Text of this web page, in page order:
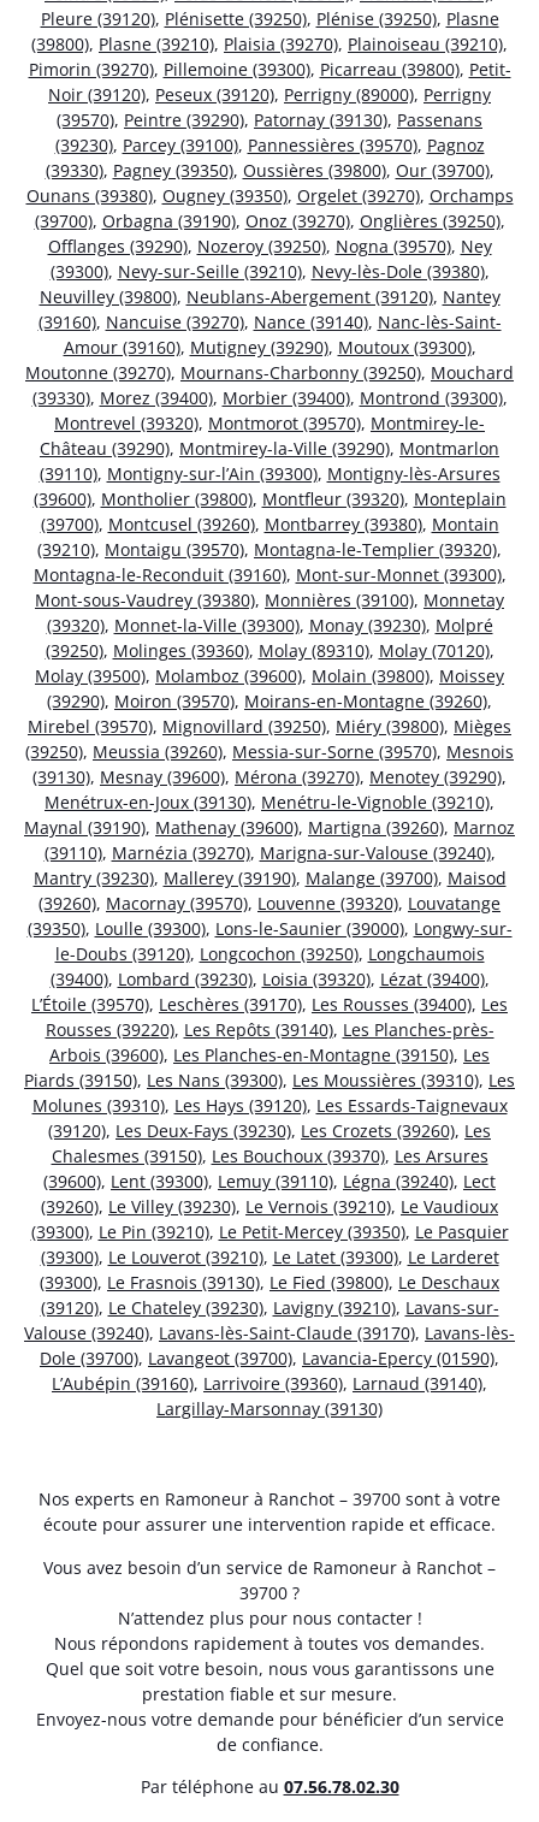
Pleure (39120), Plénisette (39250), Plénise (39250), Plasne
(39800), Plasne (39210), Plaisia (39270), Plainoiseau (39210),
Pimorin (39270), Pillemoine (39300), Picarreau (39800), Petit-
Noir (39120), Peseux (39120), Perrigny (89000), Perrigny
(39570), Peintre (39290), Patornay (39130), Passenans
(39230), Parcey (39100), Pannessières (39570), Pagnoz
(39330), Pagney (39350), Oussières (39800), Our (39700),
Ounans (39380), Ougney (39350), Orgelet (39270), Orchamps
(39700), Orbagna (39190), Onoz (39270), Onglières (39250),
Offlanges (39290), Nozeroy (39250), Nogna (39570), Ney
(39300), Nevy-sur-Seille (39210), Nevy-lès-Dole (39380),
Neuvilley (39800), Neublans-Abergement (39120), Nantey
(39160), Nancuise (39270), Nance (39140), Nanc-lès-Saint-
Amour (39160), Mutigney (39290), Moutoux (39300),
Moutonne (39270), Mournans-Charbonny (39250), Mouchard
(39330), Morez (39400), Morbier (39400), Montrond (39300),
Montrevel (39320), Montmorot (39570), Montmirey-le-
Château (39290), Montmirey-la-Ville (39290), Montmarlon
(39110), Montigny-sur-l’Ain (39300), Montigny-lès-Arsures
(39600), Montholier (39800), Montfleur (39320), Monteplain
(39700), Montcusel (39260), Montbarrey (39380), Montain
(39210), Montaigu (39570), Montagna-le-Templier (39320),
Montagna-le-Reconduit (39160), Mont-sur-Monnet (39300),
Mont-sous-Vaudrey (39380), Monnières (39100), Monnetay
(39320), Monnet-la-Ville (39300), Monay (39230), Molpré
(39250), Molinges (39360), Molay (89310), Molay (70120),
Molay (39500), Molamboz (39600), Molain (39800), Moissey
(39290), Moiron (39570), Moirans-en-Montagne (39260),
Mirebel (39570), Mignovillard (39250), Miéry (39800), Mièges
(39250), Meussia (39260), Messia-sur-Sorne (39570), Mesnois
(39130), Mesnay (39600), Mérona (39270), Menotey (39290),
Menétrux-en-Joux (39130), Menétru-le-Vignoble (39210),
Maynal (39190), Mathenay (39600), Martigna (39260), Marnoz
(39110), Marnézia (39270), Marigna-sur-Valouse (39240),
Mantry (39230), Mallerey (39190), Malange (39700), Maisod
(39260), Macornay (39570), Louvenne (39320), Louvatange
(39350), Loulle (39300), Lons-le-Saunier (39000), Longwy-sur-
le-Doubs (39120), Longcochon (39250), Longchaumois
(39400), Lombard (39230), Loisia (39320), Lézat (39400),
L’Étoile (39570), Leschères (39170), Les Rousses (39400), Les
Rousses (39220), Les Repôts (39140), Les Planches-près-
Arbois (39600), Les Planches-en-Montagne (39150), Les
Piards (39150), Les Nans (39300), Les Moussières (39310), Les
Molunes (39310), Les Hays (39120), Les Essards-Taignevaux
(39120), Les Deux-Fays (39230), Les Crozets (39260), Les
Chalesmes (39150), Les Bouchoux (39370), Les Arsures
(39600), Lent (39300), Lemuy (39110), Légna (39240), Lect
(39260), Le Villey (39230), Le Vernois (39210), Le Vaudioux
(39300), Le Pin (39210), Le Petit-Mercey (39350), Le Pasquier
(39300), Le Louverot (39210), Le Latet (39300), Le Larderet
(39300), Le Frasnois (39130), Le Fied (39800), Le Deschaux
(39120), Le Chateley (39230), Lavigny (39210), Lavans-sur-
Valouse (39240), Lavans-lès-Saint-Claude (39170), Lavans-lès-
Dole (39700), Lavangeot (39700), Lavancia-Epercy (01590),
L’Aubépin (39160), Larrivoire (39360), Larnaud (39140),
Largillay-Marsonnay (39130)
Nos experts en Ramoneur à Ranchot – 39700 sont à votre
écoute pour assurer une intervention rapide et efficace.
Vous avez besoin d’un service de Ramoneur à Ranchot –
39700 ?
N’attendez plus pour nous contacter !
Nous répondons rapidement à toutes vos demandes.
Quel que soit votre besoin, nous vous garantissons une
prestation fiable et sur mesure.
Envoyez-nous votre demande pour bénéficier d’un service
de confiance.
Par téléphone au 07.56.78.02.30